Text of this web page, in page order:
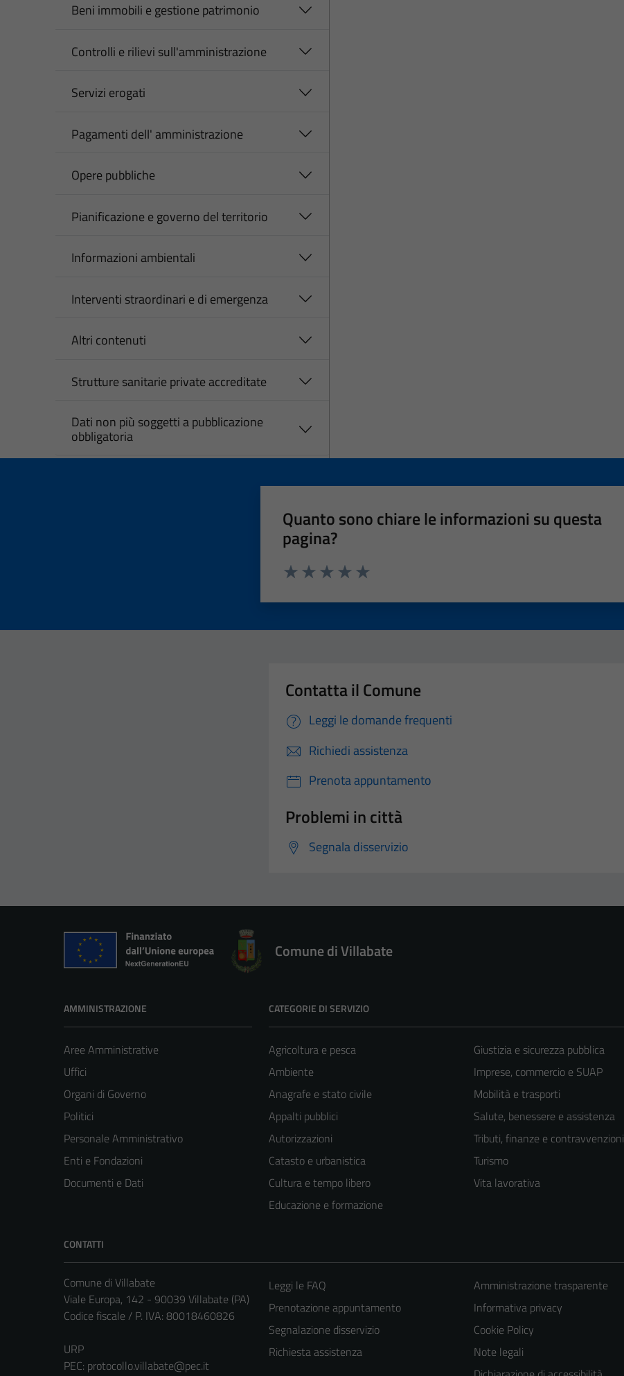
Beni immobili e gestione patrimonio
Controlli e rilievi sull'amministrazione
Servizi erogati
Pagamenti dell' amministrazione
Opere pubbliche
Pianificazione e governo del territorio
Informazioni ambientali
Interventi straordinari e di emergenza
Altri contenuti
Strutture sanitarie private accreditate
Dati non più soggetti a pubblicazione
obbligatoria
Quanto sono chiare le informazioni su questa
pagina?
Contatta il Comune
Leggi le domande frequenti
Richiedi assistenza
Prenota appuntamento
Problemi in città
Segnala disservizio
Comune di Villabate
AMMINISTRAZIONE
Aree Amministrative
Uffici
Organi di Governo
Politici
Personale Amministrativo
Enti e Fondazioni
Documenti e Dati
CATEGORIE DI SERVIZIO
Agricoltura e pesca
Ambiente
Anagrafe e stato civile
Appalti pubblici
Autorizzazioni
Catasto e urbanistica
Cultura e tempo libero
Educazione e formazione
Giustizia e sicurezza pubblica
Imprese, commercio e SUAP
Mobilità e trasporti
Salute, benessere e assistenza
Tributi, finanze e contravvenzioni
Turismo
Vita lavorativa
CONTATTI
Comune di Villabate
Viale Europa, 142 - 90039 Villabate (PA)
Codice fiscale / P. IVA: 80018460826
URP
PEC: protocollo.villabate@pec.it
Leggi le FAQ
Prenotazione appuntamento
Segnalazione disservizio
Richiesta assistenza
Amministrazione trasparente
Informativa privacy
Cookie Policy
Note legali
Questi cookie
sono necessari
per il
funzionamento